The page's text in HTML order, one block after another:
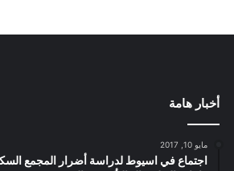
أخبار هامة
مايو 10, 2017
اجتماع في اسيوط لدراسة أضرار المجمع